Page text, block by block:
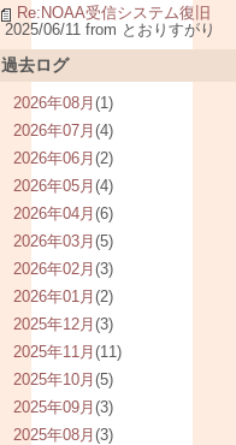
Re:NOAA受信システム復旧
2025/06/11 from とおりすがり
過去ログ
2026年08月 (1)
2026年07月 (4)
2026年06月 (2)
2026年05月 (4)
2026年04月 (6)
2026年03月 (5)
2026年02月 (3)
2026年01月 (2)
2025年12月 (3)
2025年11月 (11)
2025年10月 (5)
2025年09月 (3)
2025年08月 (3)